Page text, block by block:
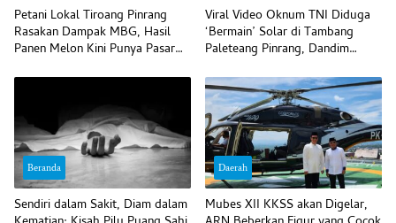
Petani Lokal Tiroang Pinrang
Rasakan Dampak MBG, Hasil
Panen Melon Kini Punya Pasar
Viral Video Oknum TNI Diduga
‘Bermain’ Solar di Tambang
Paleteang Pinrang, Dandim
Beranda
Sendiri dalam Sakit, Diam dalam
Daerah
Mubes XII KKSS akan Digelar,